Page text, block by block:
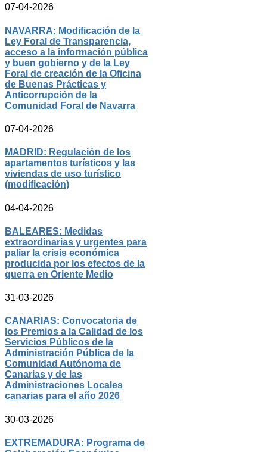
07-04-2026
NAVARRA: Modificación de la
Ley Foral de Transparencia,
acceso a la información pública
y buen gobierno y de la Ley
Foral de creación de la Oficina
de Buenas Prácticas y
Anticorrupción de la
Comunidad Foral de Navarra
07-04-2026
MADRID: Regulación de los
apartamentos turísticos y las
viviendas de uso turístico
(modificación)
04-04-2026
BALEARES: Medidas
extraordinarias y urgentes para
paliar la crisis económica
producida por los efectos de la
guerra en Oriente Medio
31-03-2026
CANARIAS: Convocatoria de
los Premios a la Calidad de los
Servicios Públicos de la
Administración Pública de la
Comunidad Autónoma de
Canarias y de las
Administraciones Locales
canarias para el año 2026
30-03-2026
EXTREMADURA: Programa de